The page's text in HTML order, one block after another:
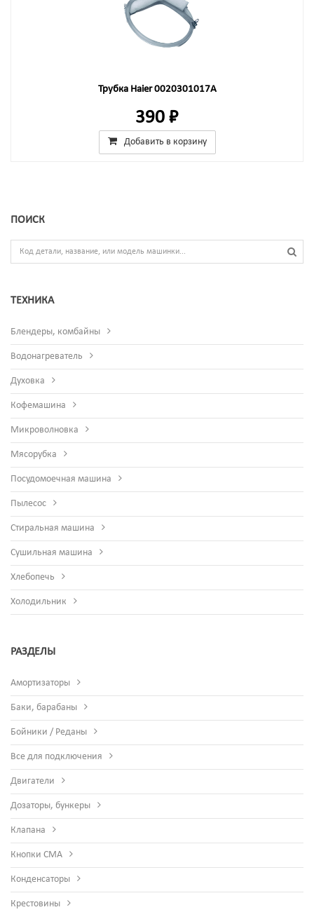
Трубка Haier 0020301017A
390 ₽
Добавить в корзину
ПОИСК
ТЕХНИКА
Блендеры, комбайны
Водонагреватель
Духовка
Кофемашина
Микроволновка
Мясорубка
Посудомоечная машина
Пылесос
Стиральная машина
Сушильная машина
Хлебопечь
Холодильник
РАЗДЕЛЫ
Амортизаторы
Баки, барабаны
Бойники / Реданы
Все для подключения
Двигатели
Дозаторы, бункеры
Клапана
Кнопки СМА
Конденсаторы
Крестовины